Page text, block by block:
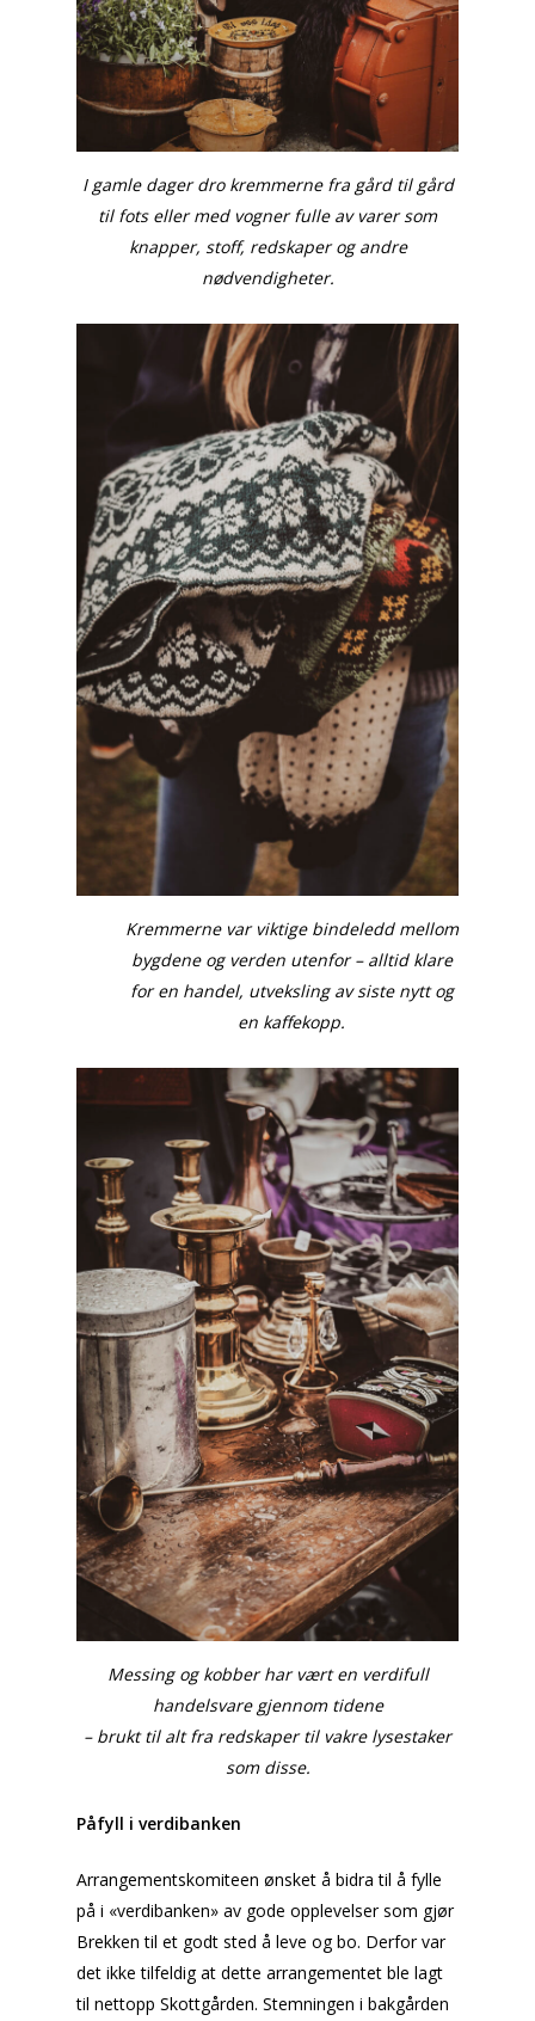
I gamle dager dro kremmerne fra gård til gård
til fots eller med vogner fulle av varer som
knapper, stoff, redskaper og andre
nødvendigheter.
Kremmerne var viktige bindeledd mellom
bygdene og verden utenfor – alltid klare
for en handel, utveksling av siste nytt og
en kaffekopp.
Messing og kobber har vært en verdifull
handelsvare gjennom tidene
– brukt til alt fra redskaper til vakre lysestaker
som disse.
Påfyll i verdibanken
Arrangementskomiteen ønsket å bidra til å fylle
på i «verdibanken» av gode opplevelser som gjør
Brekken til et godt sted å leve og bo. Derfor var
det ikke tilfeldig at dette arrangementet ble lagt
til nettopp Skottgården. Stemningen i bakgården